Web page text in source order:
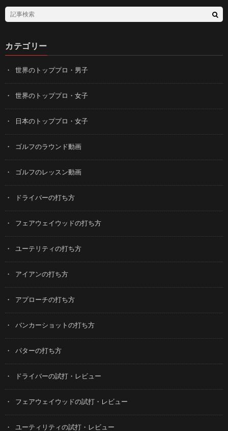
カテゴリー
世界のトッププロ・男子
世界のトッププロ・女子
日本のトッププロ・女子
ゴルフのラウンド動画
ゴルフのレッスン動画
ドライバーの打ち方
フェアウェイウッドの打ち方
ユーテリティの打ち方
アイアンの打ち方
アプローチの打ち方
バンカーショットの打ち方
パターの打ち方
ドライバーの試打・レビュー
フェアウェイウッドの試打・レビュー
ユーティリティの試打・レビュー